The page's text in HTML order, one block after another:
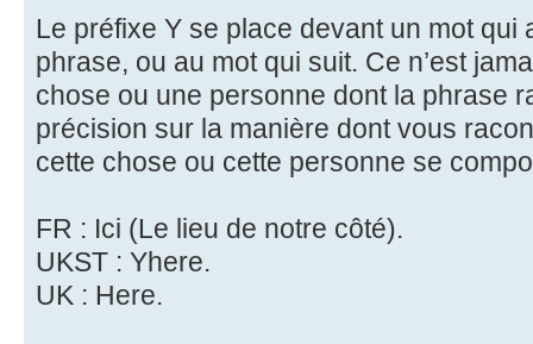
Le préfixe Y se place devant un mot qui
phrase, ou au mot qui suit. Ce n’est
chose ou une personne dont la phrase
précision sur la manière dont vous
cette chose ou cette personne se
FR : Ici (Le lieu de notre côté).
UKST : Yhere.
UK : Here.